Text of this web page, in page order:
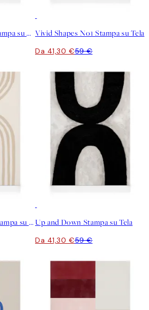
Green & Gold No2 Stampa su Tela Vivid Shapes No1 Stampa su Tela
Da 41,30 €59 €
Painted Arches No1 Stampa su TelaUp and Down Stampa su Tela
Da 41,30 €59 €